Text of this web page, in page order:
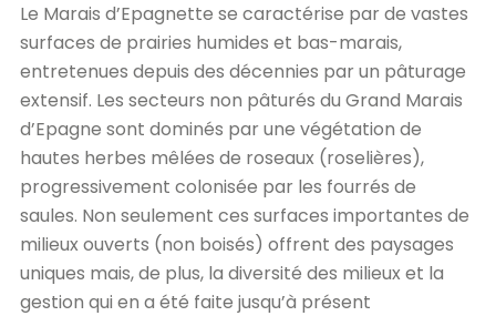
Le Marais d’Epagnette se caractérise par de vastes
surfaces de prairies humides et bas-marais,
entretenues depuis des décennies par un pâturage
extensif. Les secteurs non pâturés du Grand Marais
d’Epagne sont dominés par une végétation de
hautes herbes mêlées de roseaux (roselières),
progressivement colonisée par les fourrés de
saules. Non seulement ces surfaces importantes de
milieux ouverts (non boisés) offrent des paysages
uniques mais, de plus, la diversité des milieux et la
gestion qui en a été faite jusqu’à présent